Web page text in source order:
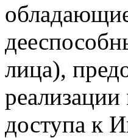
лица),
доступа к